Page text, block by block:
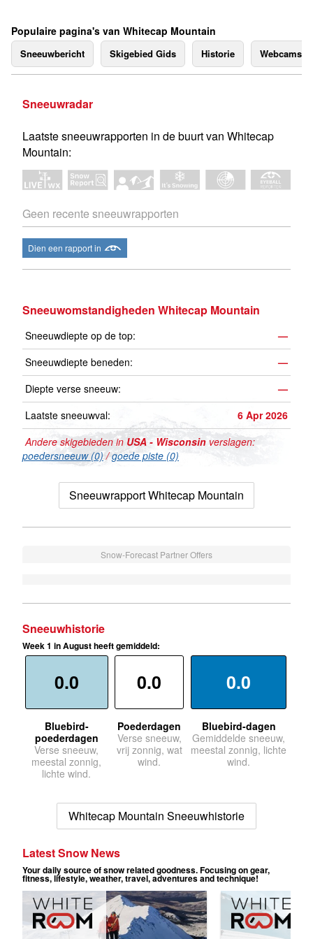
Populaire pagina's van Whitecap Mountain
Sneeuwbericht Skigebied Gids Historie Webcams
Sneeuwradar
Laatste sneeuwrapporten in de buurt van Whitecap
Mountain:
Geen recente sneeuwrapporten
Dien een rapport in
Sneeuwomstandigheden Whitecap Mountain
Sneeuwdiepte op de top:
—
Sneeuwdiepte beneden:
—
Diepte verse sneeuw:
—
Laatste sneeuwval:
6 Apr 2026
Andere skigebieden in USA - Wisconsin verslagen:
poedersneeuw (0)/goede piste (0)
Sneeuwrapport Whitecap Mountain
Snow-Forecast Partner Offers
Sneeuwhistorie
Week 1 in August heeft gemiddeld:
0.0
Bluebird-
poederdagen
Verse sneeuw,
meestal zonnig,
lichte wind.
0.0
Poederdagen
Verse sneeuw,
vrij zonnig, wat
wind.
0.0
Bluebird-dagen
Gemiddelde sneeuw,
meestal zonnig, lichte
wind.
Whitecap Mountain Sneeuwhistorie